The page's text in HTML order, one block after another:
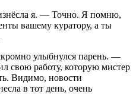
я. — Точно. Я помню,
вашему куратору, а ты
улыбнулся парень. —
свою работу, которую мистер
Видимо, новости
в тот день, очень